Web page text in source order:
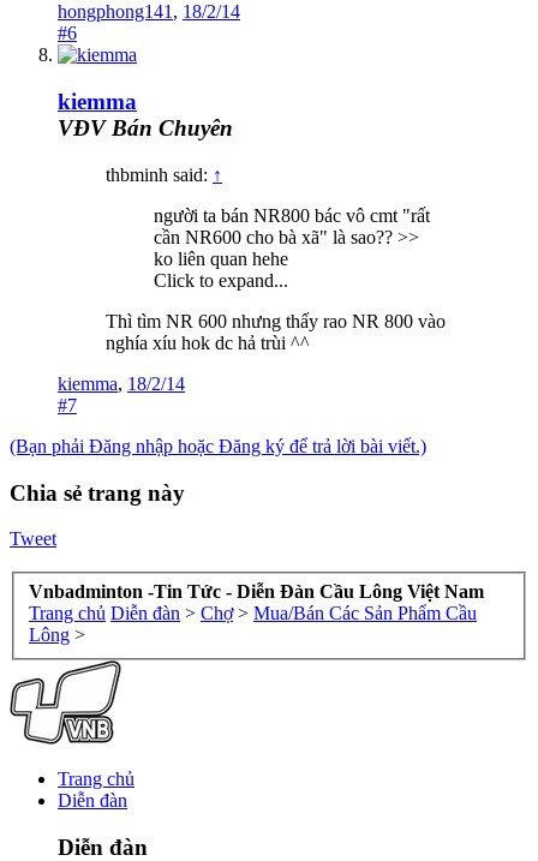
hongphong141, 18/2/14
#6
kiemma
VĐV Bán Chuyên
thbminh said: ↑
người ta bán NR800 bác vô cmt "rất
cần NR600 cho bà xã" là sao?? >>
ko liên quan hehe
Click to expand...
Thì tìm NR 600 nhưng thấy rao NR 800 vào
nghía xíu hok dc hả trùi ^^
kiemma, 18/2/14
#7
(Bạn phải Đăng nhập hoặc Đăng ký để trả lời bài viết.)
Chia sẻ trang này
Tweet
Vnbadminton -Tin Tức - Diễn Đàn Cầu Lông Việt Nam
Trang chủ Diễn đàn > Chợ > Mua/Bán Các Sản Phẩm Cầu
Lông >
Trang chủ
Diễn đàn
Diễn đàn